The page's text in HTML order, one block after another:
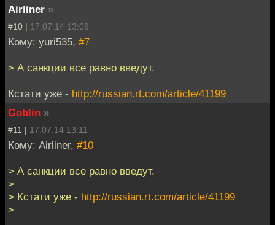
Airliner »
#10 | 17.07.14 13:09
Кому: yuri535, #7
> А санкции все равно введут.
Кстати уже - http://russian.rt.com/article/41199
Goblin »
#11 | 17.07.14 13:11
Кому: Airliner, #10
> А санкции все равно введут.
>
> Кстати уже - http://russian.rt.com/article/41199
>